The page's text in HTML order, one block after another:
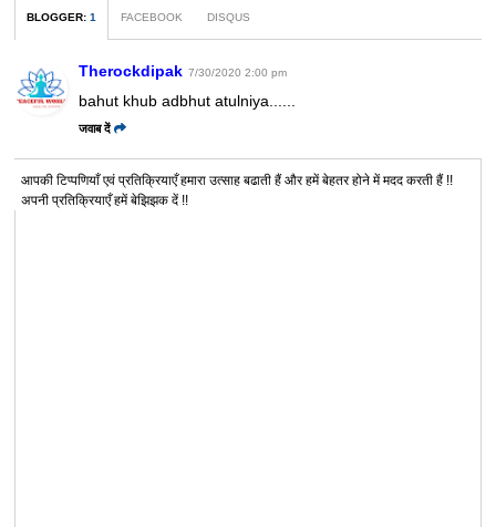
BLOGGER:1 FACEBOOK DISQUS
Therockdipak 7/30/2020 2:00 pm
bahut khub adbhut atulniya......
जवाब दें
आपकी टिप्पणियाँ एवं प्रतिक्रियाएँ हमारा उत्साह बढाती हैं और हमें बेहतर होने में मदद करती हैं !!
अपनी प्रतिक्रियाएँ हमें बेझिझक दें !!